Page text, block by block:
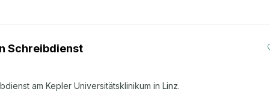
Schreibdienst
am Kepler Universitätsklinikum in Linz.